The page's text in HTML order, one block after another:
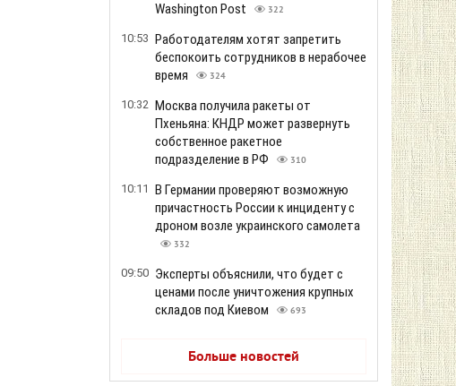
Washington Post
322
10:53 Работодателям хотят запретить
беспокоить сотрудников в нерабочее
время
324
10:32 Москва получила ракеты от
Пхеньяна: КНДР может развернуть
собственное ракетное
подразделение в РФ
310
10:11 В Германии проверяют возможную
причастность России к инциденту с
дроном возле украинского самолета
332
09:50 Эксперты объяснили, что будет с
ценами после уничтожения крупных
складов под Киевом
693
Больше новостей